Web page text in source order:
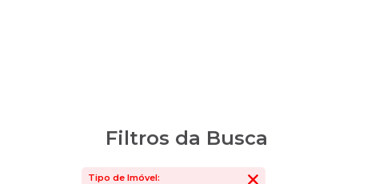
Filtros da Busca
Tipo de Imóvel: